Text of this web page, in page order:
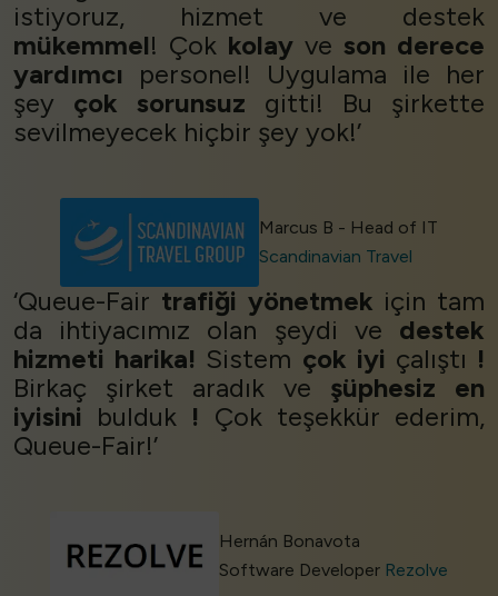
istiyoruz, hizmet ve destek
mükemmel! Çok kolay ve son derece
yardımcı personel! Uygulama ile her
şey çok sorunsuz gitti! Bu şirkette
sevilmeyecek hiçbir şey yok!’
Marcus B - Head of IT
Scandinavian Travel
‘Queue-Fair trafiği yönetmek için tam
da ihtiyacımız olan şeydi ve destek
hizmeti harika! Sistem çok iyi çalıştı !
Birkaç şirket aradık ve şüphesiz
en
iyisini bulduk ! Çok teşekkür ederim,
Queue-Fair!’
Hernán Bonavota
Software Developer Rezolve